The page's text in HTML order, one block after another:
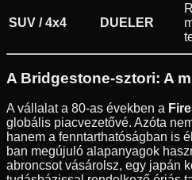
SUV / 4x4 DUELER
A Bridgestone-sztori: A
A vállalat a 80-as években a
globális piacvezetővé. Azóta
hanem a fenntarthatóságban is
ban megújuló alapanyagok
abroncsot vásárolsz, egy japán